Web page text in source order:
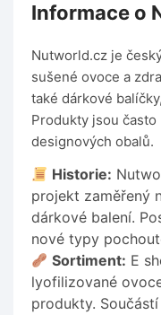
Informace o
Nutworld.cz je
sušené ovoce a
také dárkové
Produkty jsou
designových obalů.
Historie:
projekt zaměřený
dárkové balení.
nové typy
Sortiment: E
lyofilizované
produkty.